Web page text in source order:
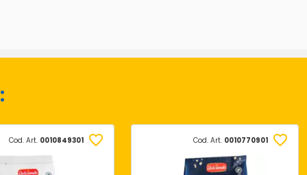
Cod. Art. 0010849301 Cod. Art. 0010770901